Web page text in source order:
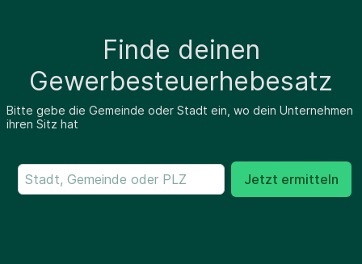
Finde deinen
Gewerbesteuerhebesatz
Bitte gebe die Gemeinde oder Stadt ein, wo dein Unternehmen
ihren Sitz hat
Jetzt ermitteln